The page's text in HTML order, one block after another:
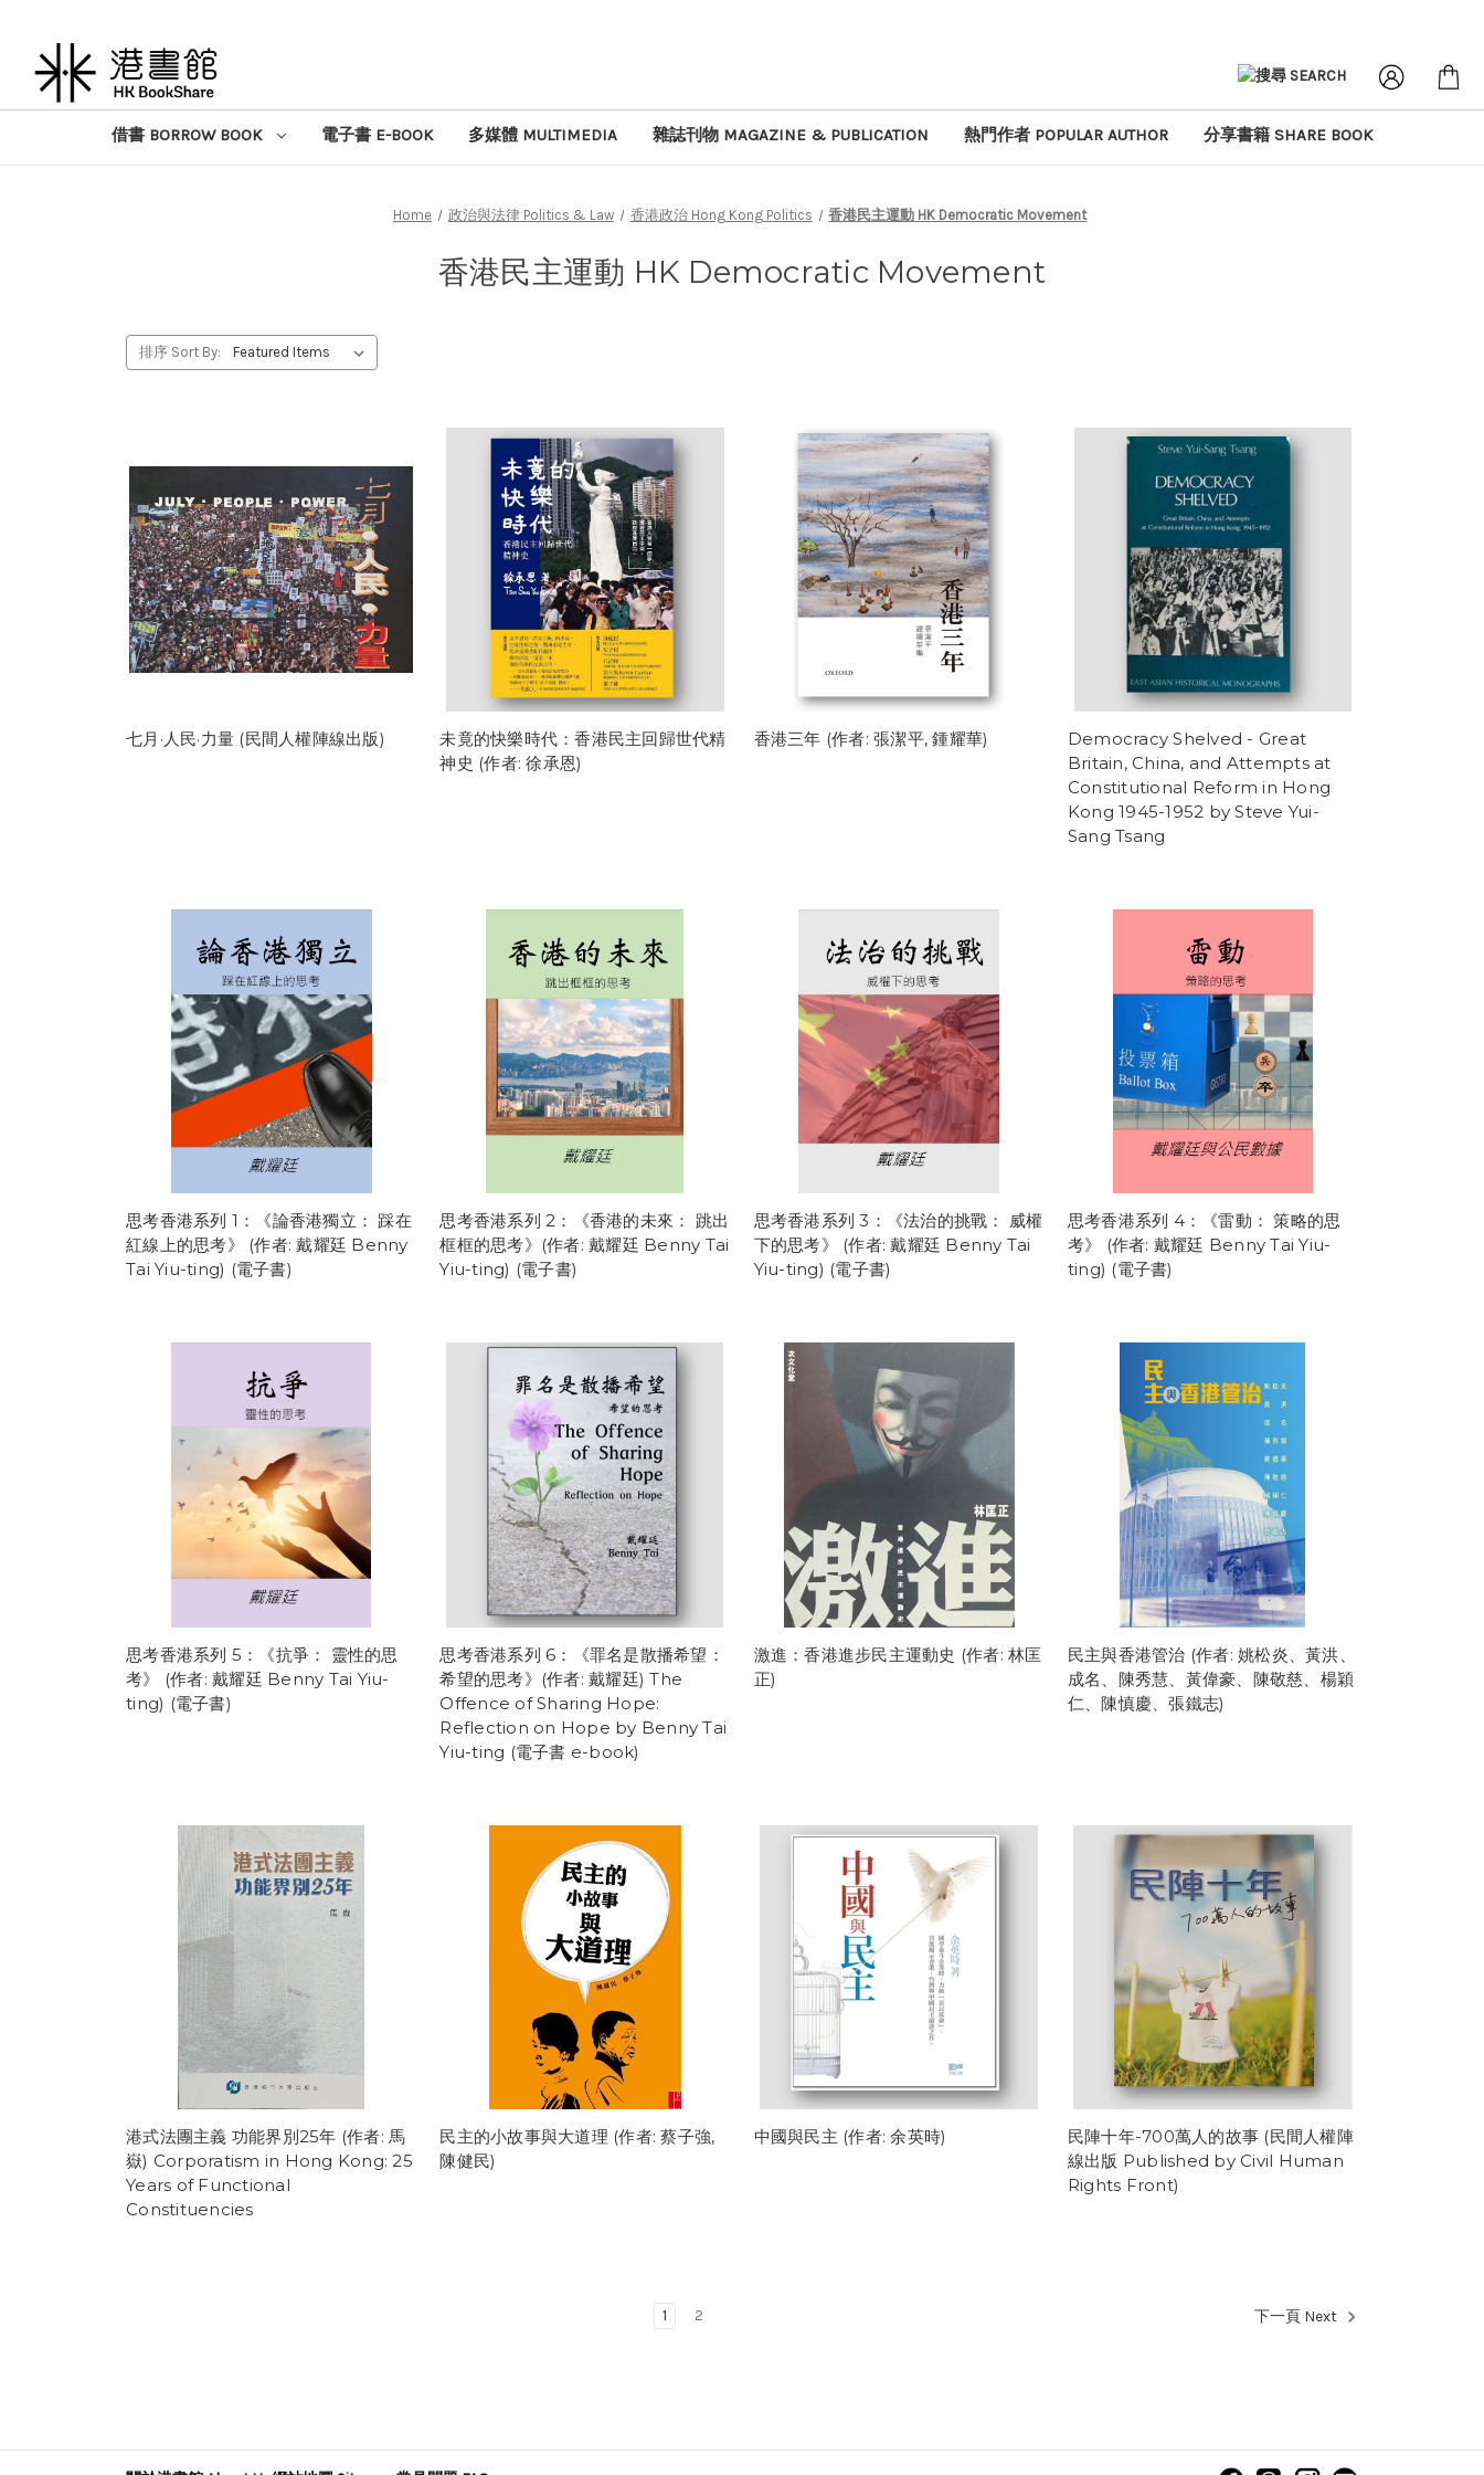
借書 BORROW BOOK 電子書 E-BOOK 多媒體 MULTIMEDIA 雜誌刊物 MAGAZINE & PUBLICATION 熱門作者 POPULAR AUTHOR 分享書籍 SHARE BOOK
Home 政治與法律 Politics & Law 香港政治 Hong Kong Politics 香港民主運動 HK Democratic Movement
香港民主運動 HK Democratic Movement
排序 Sort By:
七月·人民·力量 (民間人權陣線出版)
未竟的快樂時代：香港民主回歸世代精
神史 (作者: 徐承恩)
香港三年 (作者: 張潔平, 鍾耀華)
Democracy Shelved - Great
Britain, China, and Attempts at
Constitutional Reform in Hong
Kong 1945-1952 by Steve Yui-
Sang Tsang
思考香港系列 1：《論香港獨立： 踩在
紅線上的思考》 (作者: 戴耀廷 Benny
Tai Yiu-ting) (電子書)
思考香港系列 2：《香港的未來： 跳出
框框的思考》(作者: 戴耀廷 Benny Tai
Yiu-ting) (電子書)
思考香港系列 3：《法治的挑戰： 威權
下的思考》 (作者: 戴耀廷 Benny Tai
Yiu-ting) (電子書)
思考香港系列 4：《雷動： 策略的思
考》 (作者: 戴耀廷 Benny Tai Yiu-
ting) (電子書)
思考香港系列 5：《抗爭： 靈性的思
考》 (作者: 戴耀廷 Benny Tai Yiu-
ting) (電子書)
思考香港系列 6：《罪名是散播希望：
希望的思考》(作者: 戴耀廷) The
Offence of Sharing Hope:
Reflection on Hope by Benny Tai
Yiu-ting (電子書 e-book)
激進：香港進步民主運動史 (作者: 林匡
正)
民主與香港管治 (作者: 姚松炎、黃洪、
成名、陳秀慧、黃偉豪、陳敬慈、楊穎
仁、陳慎慶、張鐵志)
港式法團主義 功能界別25年 (作者: 馬
嶽) Corporatism in Hong Kong: 25
Years of Functional
Constituencies
民主的小故事與大道理 (作者: 蔡子強,
陳健民)
中國與民主 (作者: 余英時)
民陣十年-700萬人的故事 (民間人權陣
線出版 Published by Civil Human
Rights Front)
1 2 下一頁 Next